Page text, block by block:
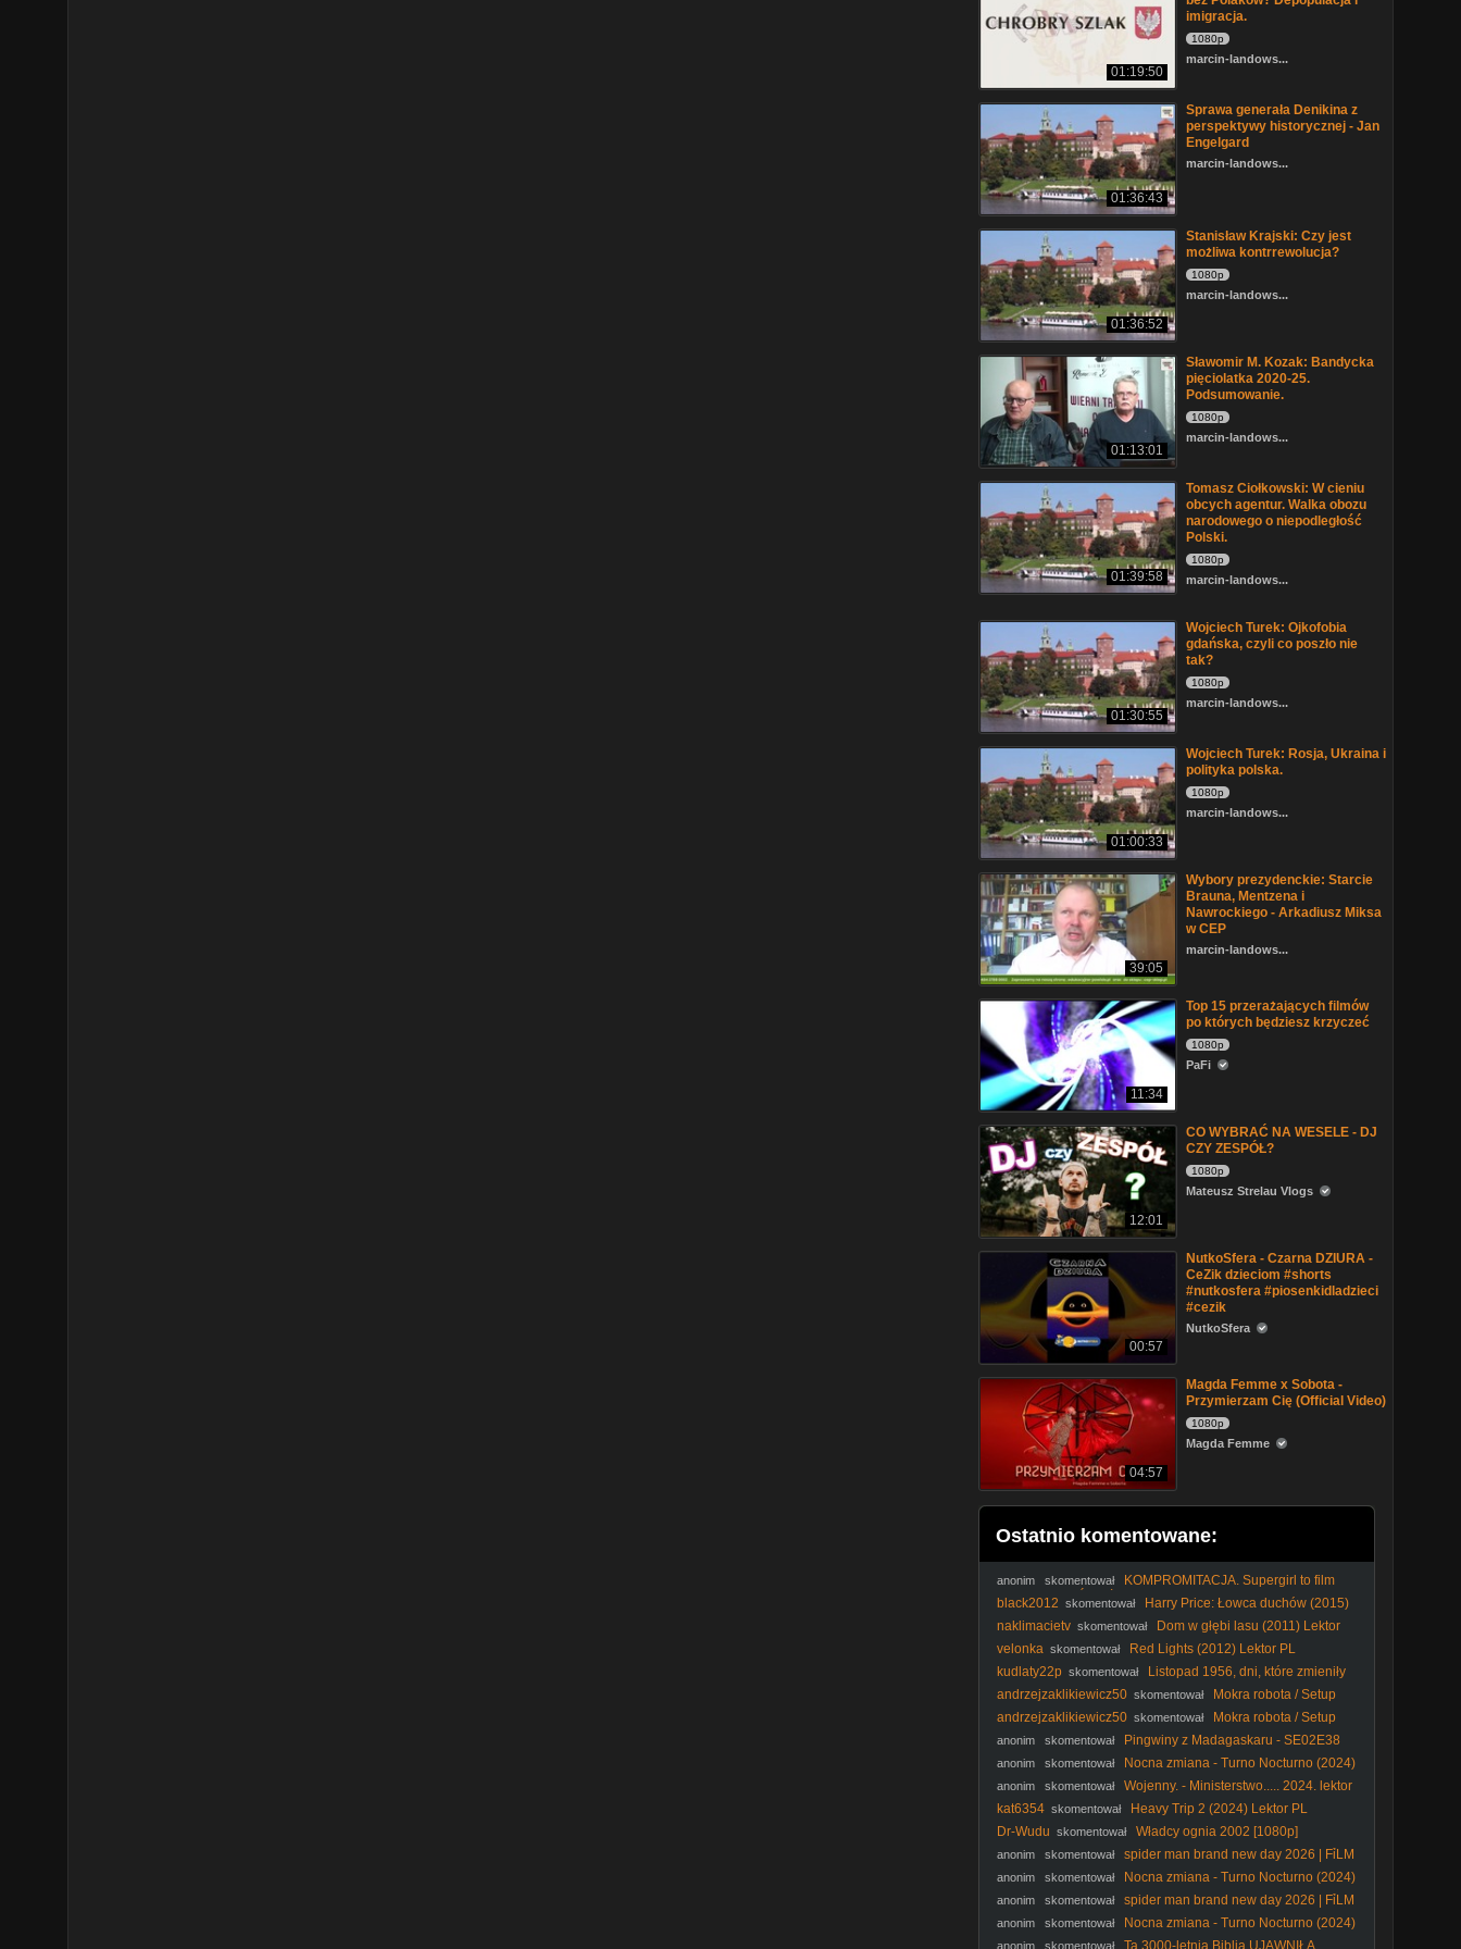
01:19:50
imigracja.
1080p
marcin-landows...
01:36:43
Sprawa generała Denikina z
perspektywy historycznej - Jan
Engelgard
marcin-landows...
01:36:52
Stanisław Krajski: Czy jest
możliwa kontrrewolucja?
1080p
marcin-landows...
01:13:01
Sławomir M. Kozak: Bandycka
pięciolatka 2020-25.
Podsumowanie.
1080p
marcin-landows...
01:39:58
Tomasz Ciołkowski: W cieniu
obcych agentur. Walka obozu
narodowego o niepodległość
Polski.
1080p
marcin-landows...
01:30:55
Wojciech Turek: Ojkofobia
gdańska, czyli co poszło nie
tak?
1080p
marcin-landows...
01:00:33
Wojciech Turek: Rosja, Ukraina i
polityka polska.
1080p
marcin-landows...
39:05
Wybory prezydenckie: Starcie
Brauna, Mentzena i
Nawrockiego - Arkadiusz Miksa
w CEP
marcin-landows...
11:34
Top 15 przerażających filmów
po których będziesz krzyczeć
1080p
PaFi
12:01
CO WYBRAĆ NA WESELE - DJ
CZY ZESPÓŁ?
1080p
Mateusz Strelau Vlogs
00:57
NutkoSfera - Czarna DZIURA -
CeZik dzieciom #shorts
#nutkosfera #piosenkidladzieci
#cezik
NutkoSfera
04:57
Magda Femme x Sobota -
Przymierzam Cię (Official Video)
1080p
Magda Femme
Ostatnio komentowane:
anonim skomentował
KOMPROMITACJA. Supergirl to film
GORSZY OD ŚNIEŻKI Rachel Zegler. Niżej upaść już nie
black2012 skomentował
Harry Price: Łowca duchów (2015)
Lektor PL
naklimacietv skomentował
Dom w głębi lasu (2011) Lektor
PL
velonka skomentował
Red Lights (2012) Lektor PL
kudlaty22p skomentował
Listopad 1956, dni, które zmieniły
świat. Dokument
andrzejzaklikiewicz50 skomentował
Mokra robota / Setup
(2011) [Lektor PL]
andrzejzaklikiewicz50 skomentował
Mokra robota / Setup
(2011) [Lektor PL]
anonim skomentował
Pingwiny z Madagaskaru - SE02E38
Przyjaciel W Pudełku - Borsucza Siła
anonim skomentował
Nocna zmiana - Turno Nocturno (2024)
[Lektor PL]
anonim skomentował
Wojenny. - Ministerstwo..... 2024. lektor
kat6354 skomentował
Heavy Trip 2 (2024) Lektor PL
Dr-Wudu skomentował Władcy ognia 2002 [1080p]
anonim skomentował
spider man brand new day 2026 | FỉLM
W OPỉSỉE
anonim skomentował
Nocna zmiana - Turno Nocturno (2024)
[Lektor PL]
anonim skomentował
spider man brand new day 2026 | FỉLM
W OPỉSỉE
anonim skomentował
Nocna zmiana - Turno Nocturno (2024)
[Lektor PL]
anonim skomentował Ta 3000-letnia Biblia UJAWNIŁA